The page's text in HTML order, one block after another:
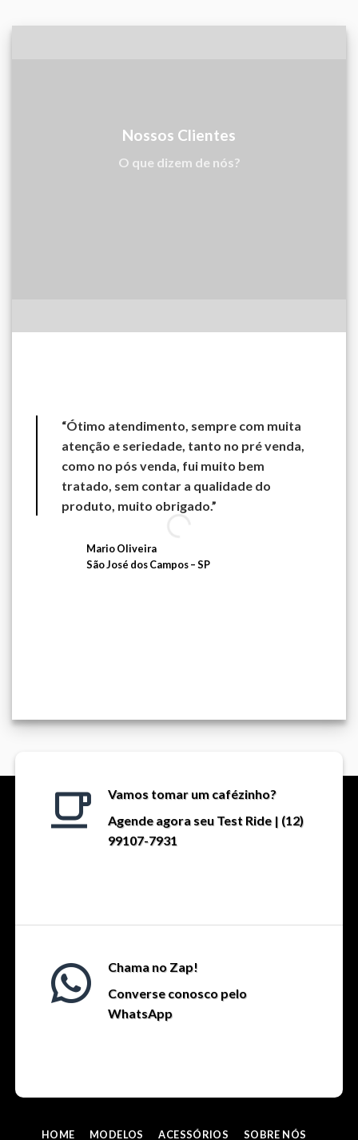
Nossos Clientes
O que dizem de nós?
“Ótimo atendimento, sempre com muita
atenção e seriedade, tanto no pré venda,
como no pós venda, fui muito bem
tratado, sem contar a qualidade do
produto, muito obrigado.”
Mario Oliveira
São José dos Campos – SP
Vamos tomar um cafézinho?
Agende agora seu Test Ride | (12)
99107-7931
Chama no Zap!
Converse conosco pelo
WhatsApp
HOME MODELOS ACESSÓRIOS SOBRE NÓS